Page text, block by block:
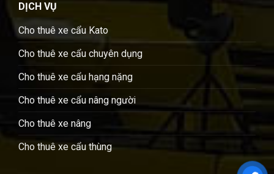
DỊCH VỤ
Cho thuê xe cẩu Kato
Cho thuê xe cẩu chuyên dụng
Cho thuê xe cẩu hạng nặng
Cho thuê xe cẩu nâng người
Cho thuê xe nâng
Cho thuê xe cẩu thùng